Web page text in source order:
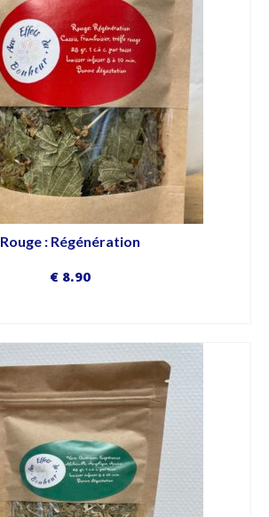
Rouge : Régénération
€8.90